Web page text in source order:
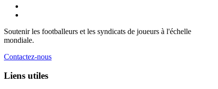
Soutenir les footballeurs et les syndicats de joueurs à l'échelle
mondiale.
Contactez-nous
Liens utiles